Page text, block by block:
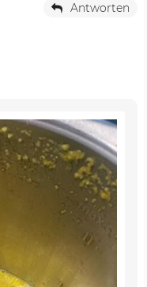
Antworten